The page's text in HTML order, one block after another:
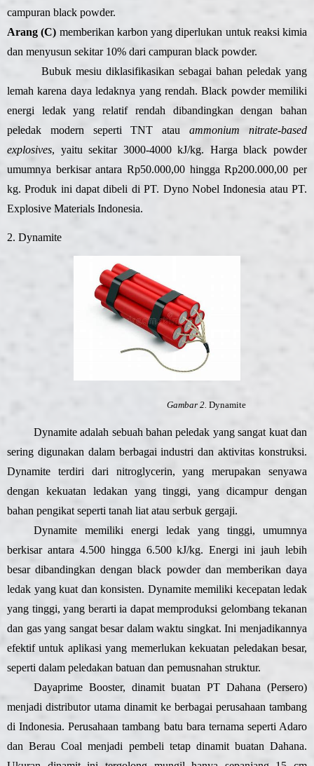
campuran black powder.
Arang (C) memberikan karbon yang diperlukan untuk reaksi kimia
dan menyusun sekitar 10% dari campuran black powder.
Bubuk mesiu diklasifikasikan sebagai bahan peledak yang
lemah karena daya ledaknya yang rendah. Black powder memiliki
energi ledak yang relatif rendah dibandingkan dengan bahan
peledak modern seperti TNT atau ammonium nitrate-based
explosives, yaitu sekitar 3000-4000 kJ/kg. Harga black powder
umumnya berkisar antara Rp50.000,00 hingga Rp200.000,00 per
kg. Produk ini dapat dibeli di PT. Dyno Nobel Indonesia atau PT.
Explosive Materials Indonesia.
2. Dynamite
Gambar 2. Dynamite
Dynamite adalah sebuah bahan peledak yang sangat kuat dan
sering digunakan dalam berbagai industri dan aktivitas konstruksi.
Dynamite terdiri dari nitroglycerin, yang merupakan senyawa
dengan kekuatan ledakan yang tinggi, yang dicampur dengan
bahan pengikat seperti tanah liat atau serbuk gergaji.
Dynamite memiliki energi ledak yang tinggi, umumnya
berkisar antara 4.500 hingga 6.500 kJ/kg. Energi ini jauh lebih
besar dibandingkan dengan black powder dan memberikan daya
ledak yang kuat dan konsisten. Dynamite memiliki kecepatan ledak
yang tinggi, yang berarti ia dapat memproduksi gelombang tekanan
dan gas yang sangat besar dalam waktu singkat. Ini menjadikannya
efektif untuk aplikasi yang memerlukan kekuatan peledakan besar,
seperti dalam peledakan batuan dan pemusnahan struktur.
Dayaprime Booster, dinamit buatan PT Dahana (Persero)
menjadi distributor utama dinamit ke berbagai perusahaan tambang
di Indonesia. Perusahaan tambang batu bara ternama seperti Adaro
dan Berau Coal menjadi pembeli tetap dinamit buatan Dahana.